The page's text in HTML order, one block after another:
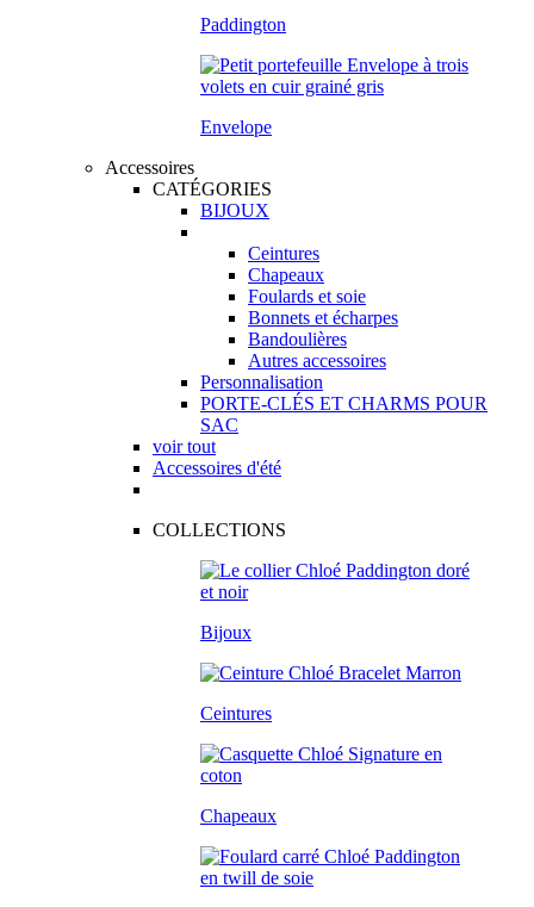
Paddington
Envelope
Accessoires
CATÉGORIES
BIJOUX
Ceintures
Chapeaux
Foulards et soie
Bonnets et écharpes
Bandoulières
Autres accessoires
Personnalisation
PORTE-CLÉS ET CHARMS POUR
SAC
voir tout
Accessoires d'été
COLLECTIONS
Bijoux
Ceintures
Chapeaux